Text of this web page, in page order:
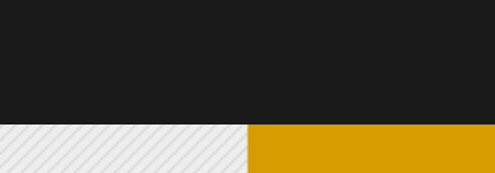
デザイン
TOP Creator’s コラム